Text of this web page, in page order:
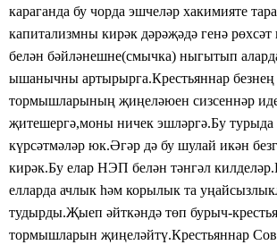
караганда бу чорда эшчеләр хакимияте
капитализмны кирәк дәрәҗәдә генә рөхсәт
белән бәйләнешне(смычка) ныгытып
ышанычны артырырга.Крестьяннар безнең
тормышларының җиңеләюен сизсеннәр
җитешергә,моны ничек эшләргә.Бу
күрсәтмәләр юк.Әгәр дә бу шулай икән
кирәк.Бу елар НЭП белән тәнгәл
елларда ачлык һәм корылык та
тудырды.Җыеп әйткәндә төп бурыч-
тормышларын җиңеләйтү.Крестьяннар